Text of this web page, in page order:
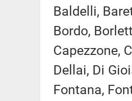
Baldelli,
Bordo,
Capezzone,
Dellai, Di
Fontana,